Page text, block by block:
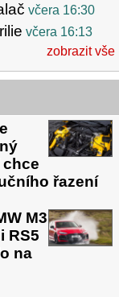
včera 16:30
včera 16:13
zobrazit vše
řazení
M3
RS5
na